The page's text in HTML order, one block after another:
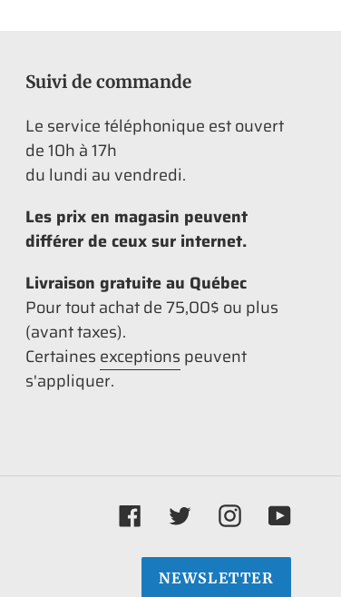
Suivi de commande
Le service téléphonique est ouvert
de 10h à 17h
du lundi au vendredi.
Les prix en magasin peuvent
différer de ceux sur internet.
Livraison gratuite au Québec
Pour tout achat de 75,00$ ou plus
(avant taxes).
Certaines exceptions peuvent
s'appliquer.
FacebookTwitterInstagram
NEWSLETTER